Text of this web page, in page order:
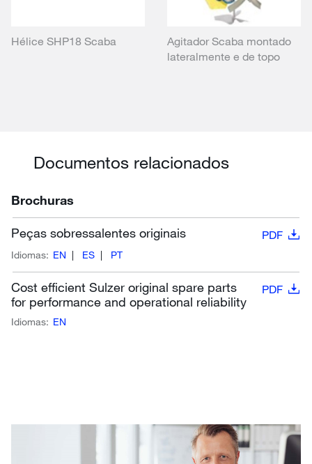
Hélice SHP18 Scaba
Agitador Scaba montado
lateralmente e de topo
Documentos relacionados
Brochuras
Peças sobressalentes originais PDF
Idiomas: EN ES PT
Cost efficient Sulzer original spare parts
for performance and operational reliability
PDF
Idiomas: EN